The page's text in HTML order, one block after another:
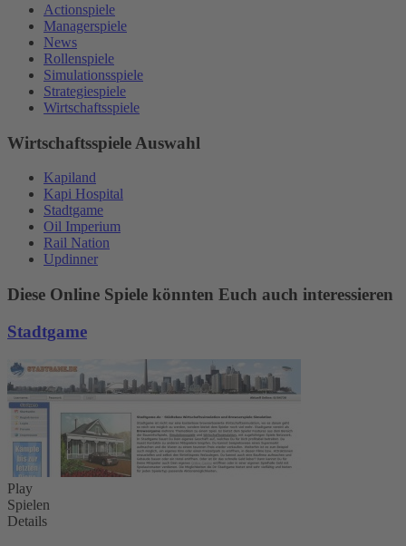
Actionspiele
Managerspiele
News
Rollenspiele
Simulationsspiele
Strategiespiele
Wirtschaftsspiele
Wirtschaftsspiele Auswahl
Kapiland
Kapi Hospital
Stadtgame
Oil Imperium
Rail Nation
Updinner
Diese Online Spiele könnten Euch auch interessieren
Stadtgame
Play
Spielen
Details